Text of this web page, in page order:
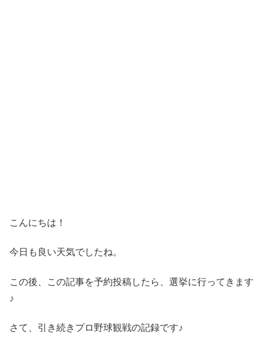
こんにちは！
今日も良い天気でしたね。
この後、この記事を予約投稿したら、選挙に行ってきます
♪
さて、引き続きプロ野球観戦の記録です♪